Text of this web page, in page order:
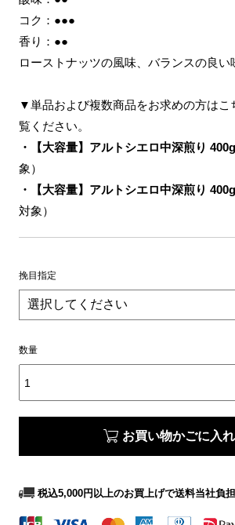
コク：●●●
香り：●●
ローストナッツの風味、バランスの良い
▼単品および複数商品をお求めの方はこ
覧ください。
・【大容量】アルトシエロ中深煎り 400g
象）
・【大容量】アルトシエロ中深煎り
対象）
挽目指定
数量
お買い物かごに入
税込5,000円以上のお買上げで送料当社負担